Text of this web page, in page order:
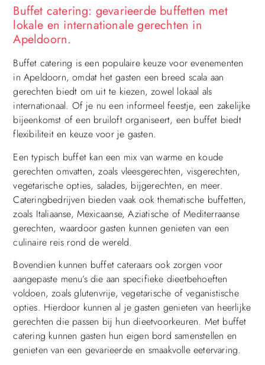
Buffet catering: gevarieerde buffetten met
lokale en internationale gerechten in
Apeldoorn.
Buffet catering is een populaire keuze voor evenementen
in Apeldoorn, omdat het gasten een breed scala aan
gerechten biedt om uit te kiezen, zowel lokaal als
internationaal. Of je nu een informeel feestje, een zakelijke
bijeenkomst of een bruiloft organiseert, een buffet biedt
flexibiliteit en keuze voor je gasten.
Een typisch buffet kan een mix van warme en koude
gerechten omvatten, zoals vleesgerechten, visgerechten,
vegetarische opties, salades, bijgerechten, en meer.
Cateringbedrijven bieden vaak ook thematische buffetten,
zoals Italiaanse, Mexicaanse, Aziatische of Mediterraanse
gerechten, waardoor gasten kunnen genieten van een
culinaire reis rond de wereld.
Bovendien kunnen buffet cateraars ook zorgen voor
aangepaste menu’s die aan specifieke dieetbehoeften
voldoen, zoals glutenvrije, vegetarische of veganistische
opties. Hierdoor kunnen al je gasten genieten van heerlijke
gerechten die passen bij hun dieetvoorkeuren. Met buffet
catering kunnen gasten hun eigen bord samenstellen en
genieten van een gevarieerde en smaakvolle eetervaring.